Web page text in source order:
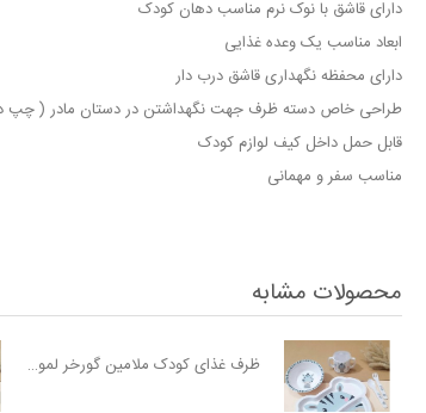
دارای قاشق با نوک نرم مناسب دهان کودک
ابعاد مناسب یک وعده غذایی
دارای محفظه نگهداری قاشق درب دار
طراحی خاص دسته ظرف جهت نگهداشتن در دستان مادر (
قابل حمل داخل کیف لوازم کودک
مناسب سفر و مهمانی
محصولات مشابه
ظرف غذای کودک ملامین گورخر لمون Lemon